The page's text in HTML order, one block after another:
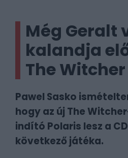
Még Geralt
kalandja
The
Pawel Sasko
hogy az új The
indító Polaris lesz a
következő játéka.